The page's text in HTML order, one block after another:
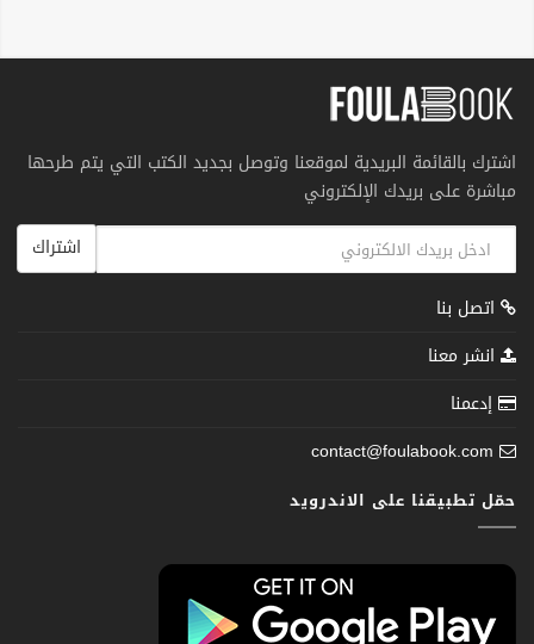
اشترك بالقائمة البريدية لموقعنا وتوصل بجديد الكتب التي يتم طرحها
مباشرة على بريدك الإلكتروني
اشتراك
اتصل بنا
انشر معنا
إدعمنا
contact@foulabook.com
حمّل تطبيقنا على الاندرويد